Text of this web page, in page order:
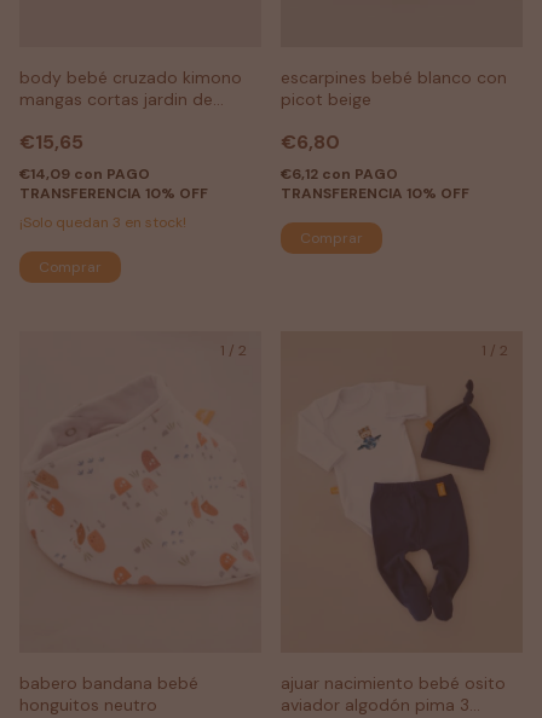
body bebé cruzado kimono
mangas cortas jardin de
€15,65
€14,09 con PAGO
TRANSFERENCIA 10% OFF
¡Solo quedan 3 en stock!
Comprar
escarpines bebé blanco con
picot beige
€6,80
€6,12 con PAGO
TRANSFERENCIA 10% OFF
1 / 2
babero bandana bebé
honguitos neutro
1 / 2
ajuar nacimiento bebé osito
aviador algodón pima 3